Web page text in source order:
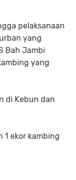
pelaksanaan
yang
Bah Jambi
yang
di Kebun dan
1 ekor kambing